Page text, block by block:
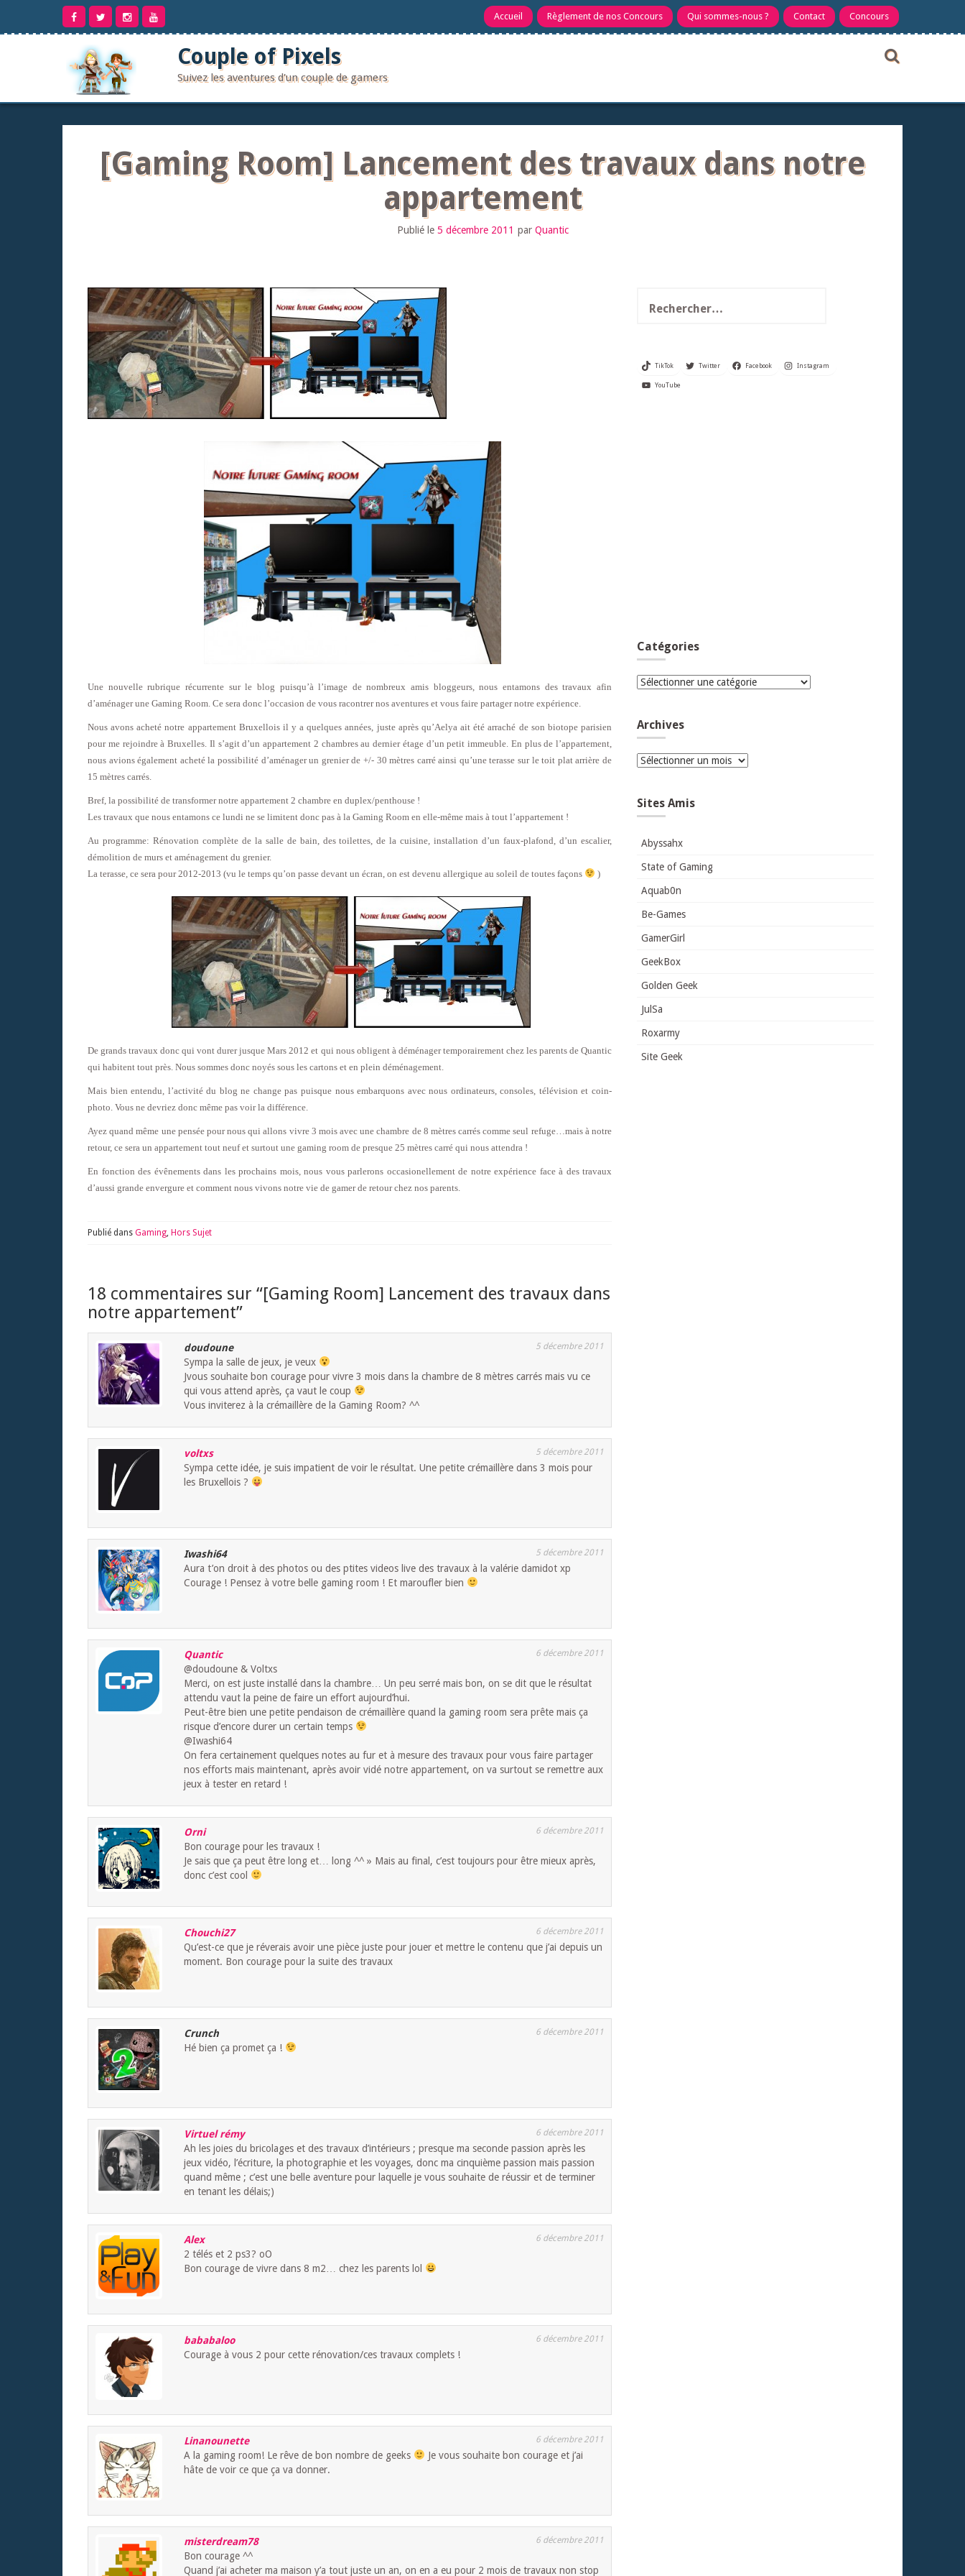
contenu
Accueil Règlement de nos Concours Qui sommes-nous ? Contact Concours
Couple of Pixels
Suivez les aventures d'un couple de gamers
[Gaming Room] Lancement des travaux dans notre
appartement
Publié le 5 décembre 2011 par Quantic
Une nouvelle rubrique récurrente sur le blog puisqu’à l’image de nombreux amis bloggeurs, nous entamons des travaux afin
d’aménager une Gaming Room. Ce sera donc l’occasion de vous racontrer nos aventures et vous faire partager notre expérience.
Nous avons acheté notre appartement Bruxellois il y a quelques années, juste après qu’Aelya ait été arraché de son biotope parisien
pour me rejoindre à Bruxelles. Il s’agit d’un appartement 2 chambres au dernier étage d’un petit immeuble. En plus de l’appartement,
nous avions également acheté la possibilité d’aménager un grenier de +/- 30 mètres carré ainsi qu’une terasse sur le toit plat arrière de
15 mètres carrés.
Bref, la possibilité de transformer notre appartement 2 chambre en duplex/penthouse !
Les travaux que nous entamons ce lundi ne se limitent donc pas à la Gaming Room en elle-même mais à tout l’appartement !
Au programme: Rénovation complète de la salle de bain, des toilettes, de la cuisine, installation d’un faux-plafond, d’un escalier,
démolition de murs et aménagement du grenier.
La terasse, ce sera pour 2012-2013 (vu le temps qu’on passe devant un écran, on est devenu allergique au soleil de toutes façons
)
De grands travaux donc qui vont durer jusque Mars 2012 et qui nous obligent à déménager temporairement chez les parents de Quantic
qui habitent tout près. Nous sommes donc noyés sous les cartons et en plein déménagement.
Mais bien entendu, l’activité du blog ne change pas puisque nous embarquons avec nous ordinateurs, consoles, télévision et coin-
photo. Vous ne devriez donc même pas voir la différence.
Ayez quand même une pensée pour nous qui allons vivre 3 mois avec une chambre de 8 mètres carrés comme seul refuge…mais à notre
retour, ce sera un appartement tout neuf et surtout une gaming room de presque 25 mètres carré qui nous attendra !
En fonction des évênements dans les prochains mois, nous vous parlerons occasionellement de notre expérience face à des travaux
d’aussi grande envergure et comment nous vivons notre vie de gamer de retour chez nos parents.
Publié dans Gaming Hors Sujet
18 commentaires sur “[Gaming Room] Lancement des travaux dans
notre appartement”
doudoune 5 décembre 2011
Sympa la salle de jeux, je veux
Jvous souhaite bon courage pour vivre 3 mois dans la chambre de 8 mètres carrés mais vu ce
qui vous attend après, ça vaut le coup
Vous inviterez à la crémaillère de la Gaming Room? ^^
voltxs 5 décembre 2011
Sympa cette idée, je suis impatient de voir le résultat. Une petite crémaillère dans 3 mois pour
les Bruxellois ?
Iwashi64 5 décembre 2011
Aura t’on droit à des photos ou des ptites videos live des travaux à la valérie damidot xp
Courage ! Pensez à votre belle gaming room ! Et maroufler bien
Quantic 6 décembre 2011
@doudoune & Voltxs
Merci, on est juste installé dans la chambre… Un peu serré mais bon, on se dit que le résultat
attendu vaut la peine de faire un effort aujourd’hui.
Peut-être bien une petite pendaison de crémaillère quand la gaming room sera prête mais ça
risque d’encore durer un certain temps
@Iwashi64
On fera certainement quelques notes au fur et à mesure des travaux pour vous faire partager
nos efforts mais maintenant, après avoir vidé notre appartement, on va surtout se remettre aux
jeux à tester en retard !
Orni 6 décembre 2011
Bon courage pour les travaux !
Je sais que ça peut être long et… long ^^ » Mais au final, c’est toujours pour être mieux après,
donc c’est cool
Chouchi27 6 décembre 2011
Qu’est-ce que je réverais avoir une pièce juste pour jouer et mettre le contenu que j’ai depuis un
moment. Bon courage pour la suite des travaux
Crunch 6 décembre 2011
Hé bien ça promet ça !
Virtuel rémy 6 décembre 2011
Ah les joies du bricolages et des travaux d’intérieurs ; presque ma seconde passion après les
jeux vidéo, l’écriture, la photographie et les voyages, donc ma cinquième passion mais passion
quand même ; c’est une belle aventure pour laquelle je vous souhaite de réussir et de terminer
en tenant les délais;)
Alex 6 décembre 2011
2 télés et 2 ps3? oO
Bon courage de vivre dans 8 m2… chez les parents lol
bababaloo 6 décembre 2011
Courage à vous 2 pour cette rénovation/ces travaux complets !
Linanounette 6 décembre 2011
A la gaming room! Le rêve de bon nombre de geeks
Je vous souhaite bon courage et j’ai
hâte de voir ce que ça va donner.
misterdream78 6 décembre 2011
Bon courage ^^
Quand j’ai acheter ma maison y’a tout juste un an, on en a eu pour 2 mois de travaux non stop
TikTok Twitter Facebook Instagram
YouTube
Catégories
Catégories
Archives
Archives
Sites Amis
Abyssahx
State of Gaming
Aquab0n
Be-Games
GamerGirl
GeekBox
Golden Geek
JulSa
Roxarmy
Site Geek